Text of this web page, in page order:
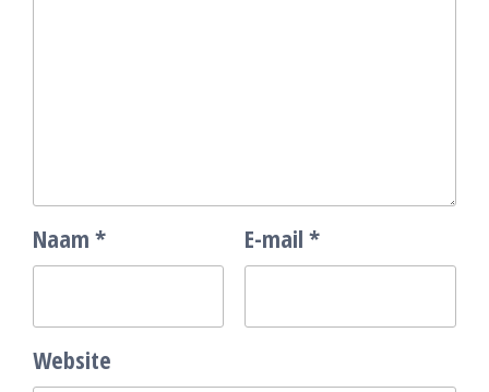
Naam * E-mail *
Website